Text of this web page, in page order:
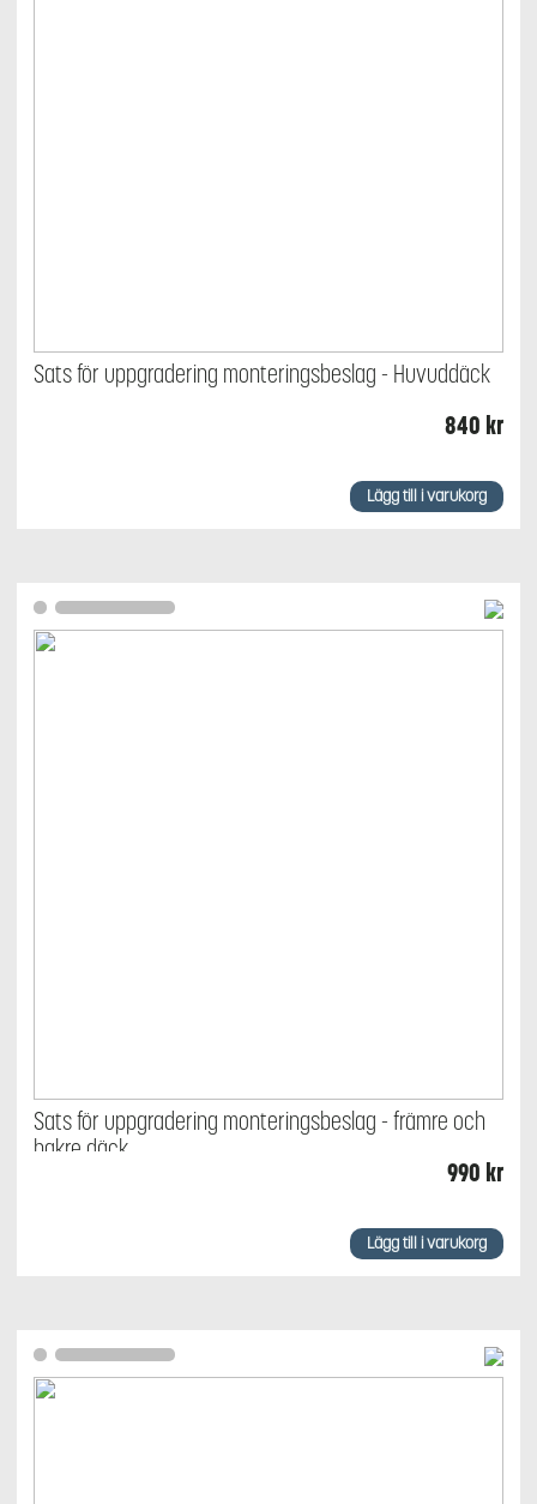
Sats för uppgradering monteringsbeslag - Huvuddäck
840 kr
Lägg till i varukorg
Sats för uppgradering monteringsbeslag - främre och
bakre däck
990 kr
Lägg till i varukorg